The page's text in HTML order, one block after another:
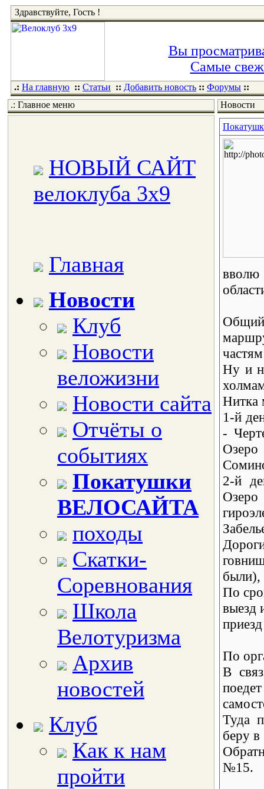
Здравствуйте, Гость !
Вы
Самые
.: На главную :: Статьи :: Добавить новость :: Форумы ::
.: Главное меню
НОВЫЙ САЙТ
велоклуба 3x9
Главная
Новости
Клуб
Новости
веложизни
Новости сайта
Отчёты о
событиях
Покатушки
ВЕЛОСАЙТА
походы
Скатки-
Соревнования
Школа
Велотуризма
Архив
новостей
Клуб
Как к нам
пройти
Новости
Общий
Ну и
Нитка
1-й
-
2-й
были),
По
выезд
По
В
Туда
беру в
№15.